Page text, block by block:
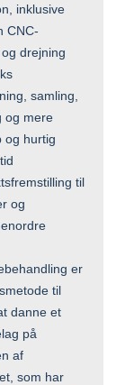
inklusive
CNC-
drejning
samling,
og mere
og hurtig
til
og
er
til
danne et
på
af
som har